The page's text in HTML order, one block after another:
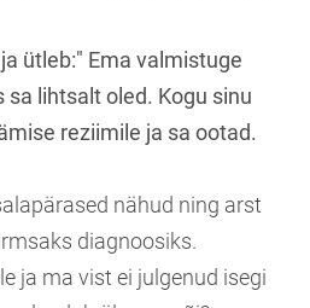
ütleb:" Ema valmistuge
sa lihtsalt oled. Kogu sinu
reziimile ja sa ootad.
nähud ning arst
diagnoosiks.
ja ma vist ei julgenud isegi